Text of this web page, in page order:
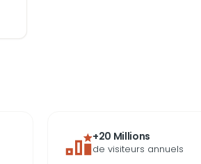
+20 Millions
de visiteurs annuels